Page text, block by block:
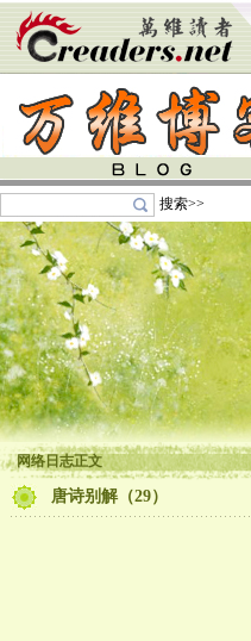
搜索>>
网络日志正文
唐诗别解（29）